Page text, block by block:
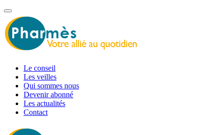
Le conseil
Les veilles
Qui sommes nous
Devenir abonné
Les actualités
Contact